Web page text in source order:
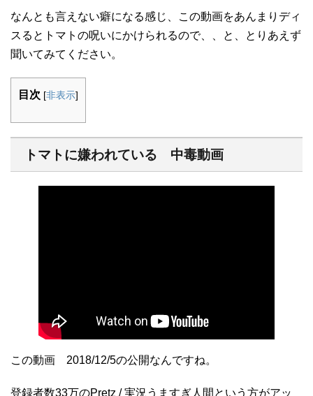
なんとも言えない癖になる感じ、この動画をあんまりディ
スるとトマトの呪いにかけられるので、、と、とりあえず
聞いてみてください。
目次 [非表示]
トマトに嫌われている 中毒動画
この動画 2018/12/5の公開なんですね。
登録者数33万のPretz / 実況うますぎ人間という方がアッ